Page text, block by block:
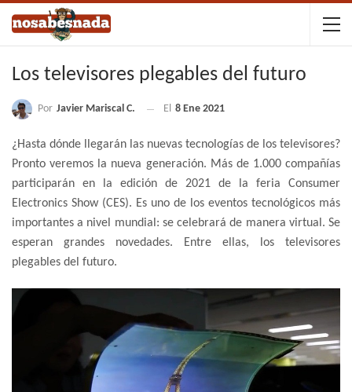
Los televisores plegables del futuro
Por Javier Mariscal C. El 8 Ene 2021
¿Hasta dónde llegarán las nuevas tecnologías de los televisores?
Pronto veremos la nueva generación. Más de 1.000 compañías
participarán en la edición de 2021 de la feria Consumer
Electronics Show (CES). Es uno de los eventos tecnológicos más
importantes a nivel mundial: se celebrará de manera virtual. Se
esperan grandes novedades. Entre ellas, los televisores
plegables del futuro.